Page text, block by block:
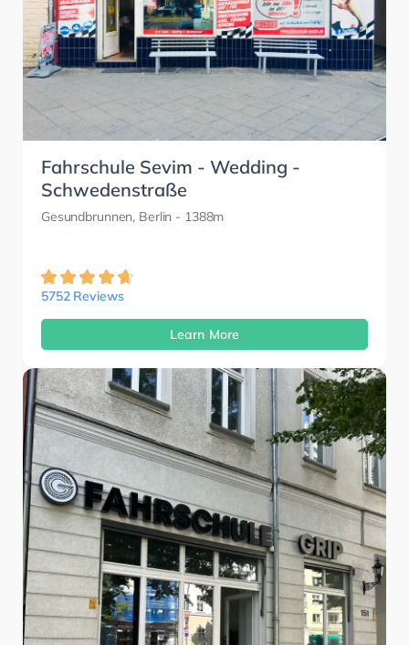
Fahrschule Sevim - Wedding -
Schwedenstraße
Gesundbrunnen, Berlin - 1388m
5752 Reviews
Learn More